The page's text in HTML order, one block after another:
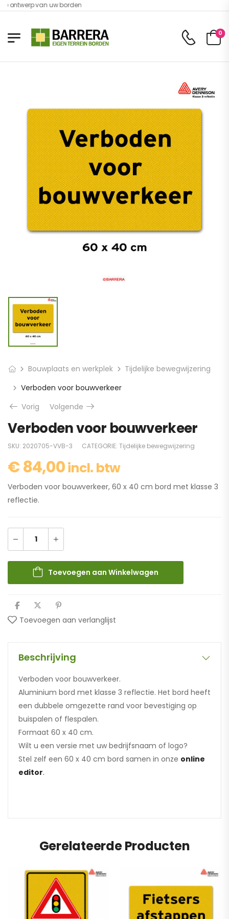
ontwerp van uw borden
0
Bouwplaats en werkplek
Tijdelijke bewegwijzering
Verboden voor bouwverkeer
Vorig
Volgende
Verboden voor bouwverkeer
SKU: 2020705-VVB-3 CATEGORIE: Tijdelijke bewegwijzering
€84,00incl. btw
Verboden voor bouwverkeer, 60 x 40 cm bord met klasse 3
reflectie.
Toevoegen aan Winkelwagen
Toevoegen aan verlanglijst
Beschrijving
Verboden voor bouwverkeer.
Aluminium bord met klasse 3 reflectie. Het bord heeft
een dubbele omgezette rand voor bevestiging op
buispalen of flespalen.
Formaat 60 x 40 cm.
Wilt u een versie met uw bedrijfsnaam of logo?
Stel zelf een 60 x 40 cm bord samen in onze online
editor.
Gerelateerde Producten